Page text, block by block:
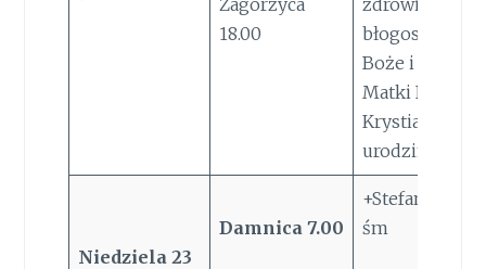
18.00
Boże i opiekę
Matki Bożej
Krystiana z ok.
urodzin
Niedziela 23
Damnica 7.00
+Stefan Tęsny
śm